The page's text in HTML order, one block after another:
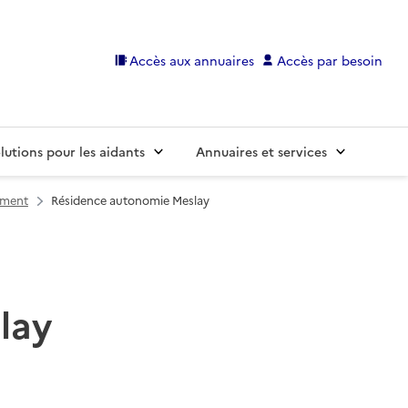
Accès aux annuaires Accès par besoin
pour les aidants Annuaires et services
Résidence autonomie Meslay